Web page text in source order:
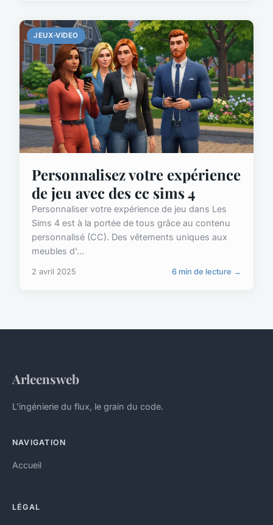
JEUX-VIDEO
Personnalisez votre expérience
de jeu avec des cc sims 4
Personnaliser votre expérience de jeu dans Les
Sims 4 est à la portée de tous grâce au contenu
personnalisé (CC). Des vêtements uniques aux
meubles d'...
2 avril 2025 6 min de lecture →
Arleensweb
L'ingénierie du flux, le grain du code.
NAVIGATION
Accueil
LÉGAL